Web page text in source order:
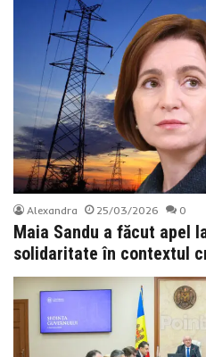
Alexandra 25/03/2026 0
Maia Sandu a făcut apel
solidaritate în contextul